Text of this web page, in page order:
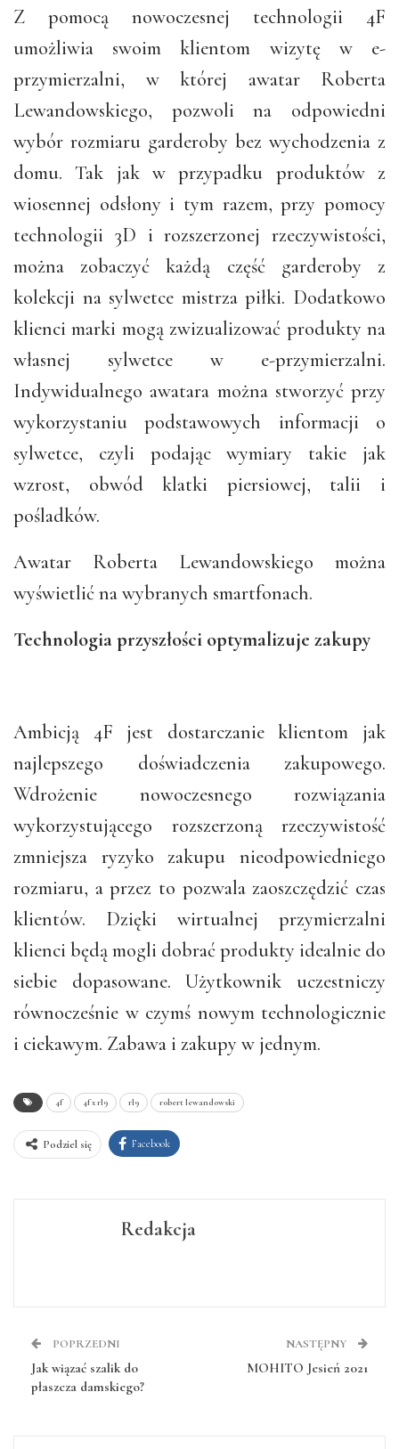
Z pomocą nowoczesnej technologii 4F
umożliwia swoim klientom wizytę w e-
przymierzalni, w której awatar Roberta
Lewandowskiego, pozwoli na odpowiedni
wybór rozmiaru garderoby bez wychodzenia z
domu. Tak jak w przypadku produktów z
wiosennej odsłony i tym razem, przy pomocy
technologii 3D i rozszerzonej rzeczywistości,
można zobaczyć każdą część garderoby z
kolekcji na sylwetce mistrza piłki. Dodatkowo
klienci marki mogą zwizualizować produkty na
własnej sylwetce w e-przymierzalni.
Indywidualnego awatara można stworzyć przy
wykorzystaniu podstawowych informacji o
sylwetce, czyli podając wymiary takie jak
wzrost, obwód klatki piersiowej, talii i
pośladków.
Awatar Roberta Lewandowskiego można
wyświetlić na wybranych smartfonach.
Technologia przyszłości optymalizuje zakupy
Ambicją 4F jest dostarczanie klientom jak
najlepszego doświadczenia zakupowego.
Wdrożenie nowoczesnego rozwiązania
wykorzystującego rozszerzoną rzeczywistość
zmniejsza ryzyko zakupu nieodpowiedniego
rozmiaru, a przez to pozwala zaoszczędzić czas
klientów. Dzięki wirtualnej przymierzalni
klienci będą mogli dobrać produkty idealnie do
siebie dopasowane. Użytkownik uczestniczy
równocześnie w czymś nowym technologicznie
i ciekawym. Zabawa i zakupy w jednym.
4f 4f x rl9 rl9 robert lewandowski
Podziel się Facebook
Redakcja
POPRZEDNI
Jak wiązać szalik do
płaszcza damskiego?
NASTĘPNY
MOHITO Jesień 2021